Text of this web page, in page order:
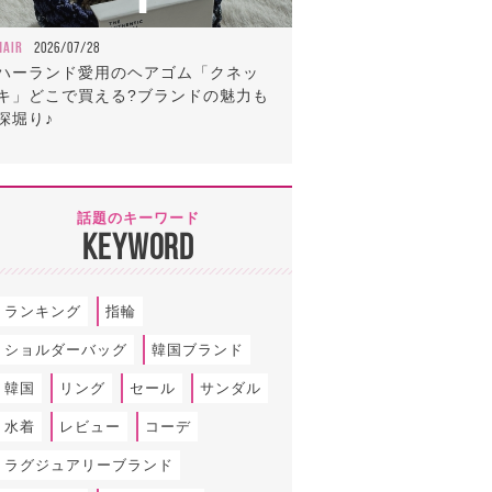
2026/07/28
ーランド愛用のヘアゴム「クネッ
」どこで買える?ブランドの魅力も
堀り♪
話題のキーワード
KEYWORD
ランキング 指輪
ショルダーバッグ 韓国ブランド
韓国 リング セール サンダル
水着 レビュー コーデ
ラグジュアリーブランド